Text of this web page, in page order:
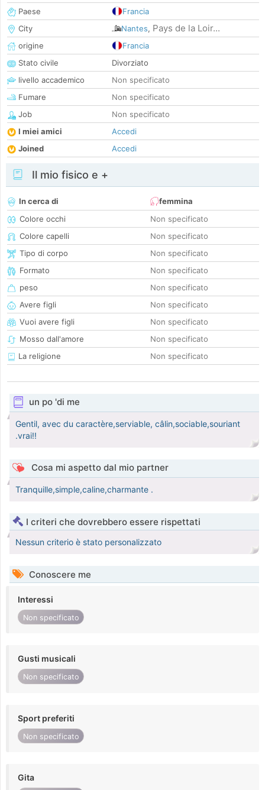
Paese
Francia
City
Nantes, Pays de la Loir...
origine
Francia
Stato civile
Divorziato
livello accademico
Non specificato
Fumare
Non specificato
Job
Non specificato
I miei amici
Accedi
Joined
Accedi
Il mio fisico e +
In cerca di
femmina
Colore occhi
Non specificato
Colore capelli
Non specificato
Tipo di corpo
Non specificato
Formato
Non specificato
peso
Non specificato
Avere figli
Non specificato
Vuoi avere figli
Non specificato
Mosso dall'amore
Non specificato
La religione
Non specificato
un po 'di me
Gentil, avec du caractère,serviable, câlin,sociable,souriant
.vrai!!
Cosa mi aspetto dal mio partner
Tranquille,simple,caline,charmante .
I criteri che dovrebbero essere rispettati
Nessun criterio è stato personalizzato
Conoscere me
Interessi
Non specificato
Gusti musicali
Non specificato
Sport preferiti
Non specificato
Gita